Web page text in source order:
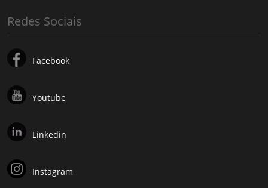
Redes Sociais
Facebook
Youtube
Linkedin
Instagram